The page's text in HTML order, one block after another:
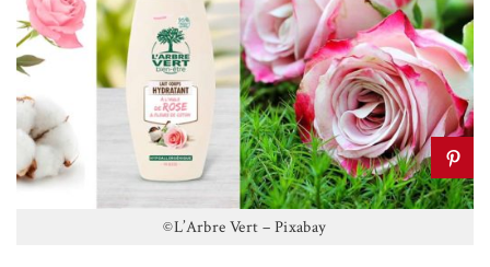
©L’Arbre Vert – Pixabay